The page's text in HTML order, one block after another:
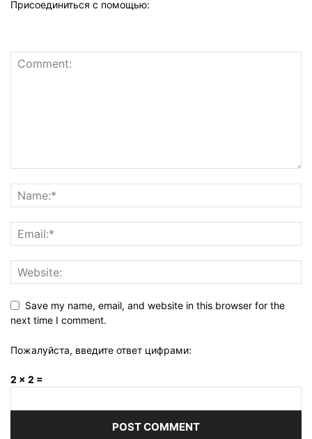
Присоединиться с помощью:
Save my name, email, and website in this browser for the
next time I comment.
Пожалуйста, введите ответ цифрами:
2 × 2 =